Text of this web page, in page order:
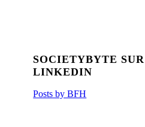
SOCIETYBYTE SUR
LINKEDIN
Posts by BFH